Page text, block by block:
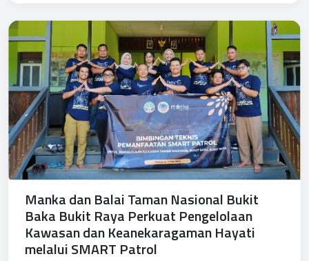
Manka dan Balai Taman Nasional Bukit
Baka Bukit Raya Perkuat Pengelolaan
Kawasan dan Keanekaragaman Hayati
melalui SMART Patrol